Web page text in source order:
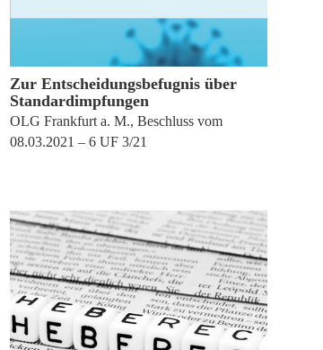
6. Juni 2022
Zur Entscheidungsbefugnis über
Standardimpfungen
OLG Frankfurt a. M., Beschluss vom
08.03.2021 – 6 UF 3/21